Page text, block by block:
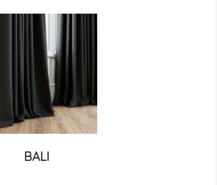
BALI